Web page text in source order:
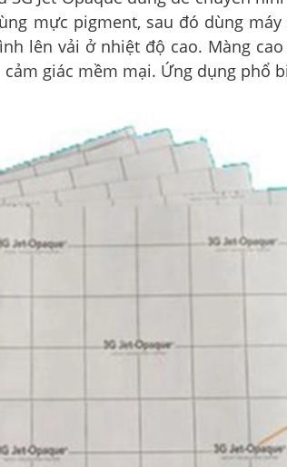
mực pigment, sau đó dùng
lên vải ở nhiệt độ cao. Màng
giác mềm mại. Ứng dụng phổ